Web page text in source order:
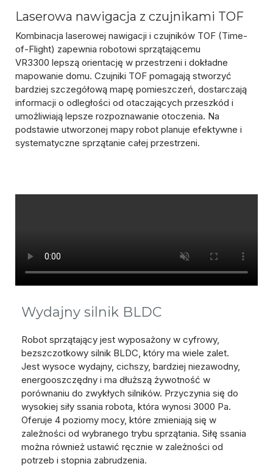
Laserowa nawigacja z czujnikami TOF
Kombinacja laserowej nawigacji i czujników TOF (Time-
of-Flight) zapewnia robotowi sprzątającemu
VR3300 lepszą orientację w przestrzeni i dokładne
mapowanie domu. Czujniki TOF pomagają stworzyć
bardziej szczegółową mapę pomieszczeń, dostarczają
informacji o odległości od otaczających przeszkód i
umożliwiają lepsze rozpoznawanie otoczenia. Na
podstawie utworzonej mapy robot planuje efektywne i
systematyczne sprzątanie całej przestrzeni.
Wydajny silnik BLDC
Robot sprzątający jest wyposażony w cyfrowy,
bezszczotkowy silnik BLDC, który ma wiele zalet.
Jest wysoce wydajny, cichszy, bardziej niezawodny,
energooszczędny i ma dłuższą żywotność w
porównaniu do zwykłych silników. Przyczynia się do
wysokiej siły ssania robota, która wynosi 3000 Pa.
Oferuje 4 poziomy mocy, które zmieniają się w
zależności od wybranego trybu sprzątania. Siłę ssania
można również ustawić ręcznie w zależności od
potrzeb i stopnia zabrudzenia.